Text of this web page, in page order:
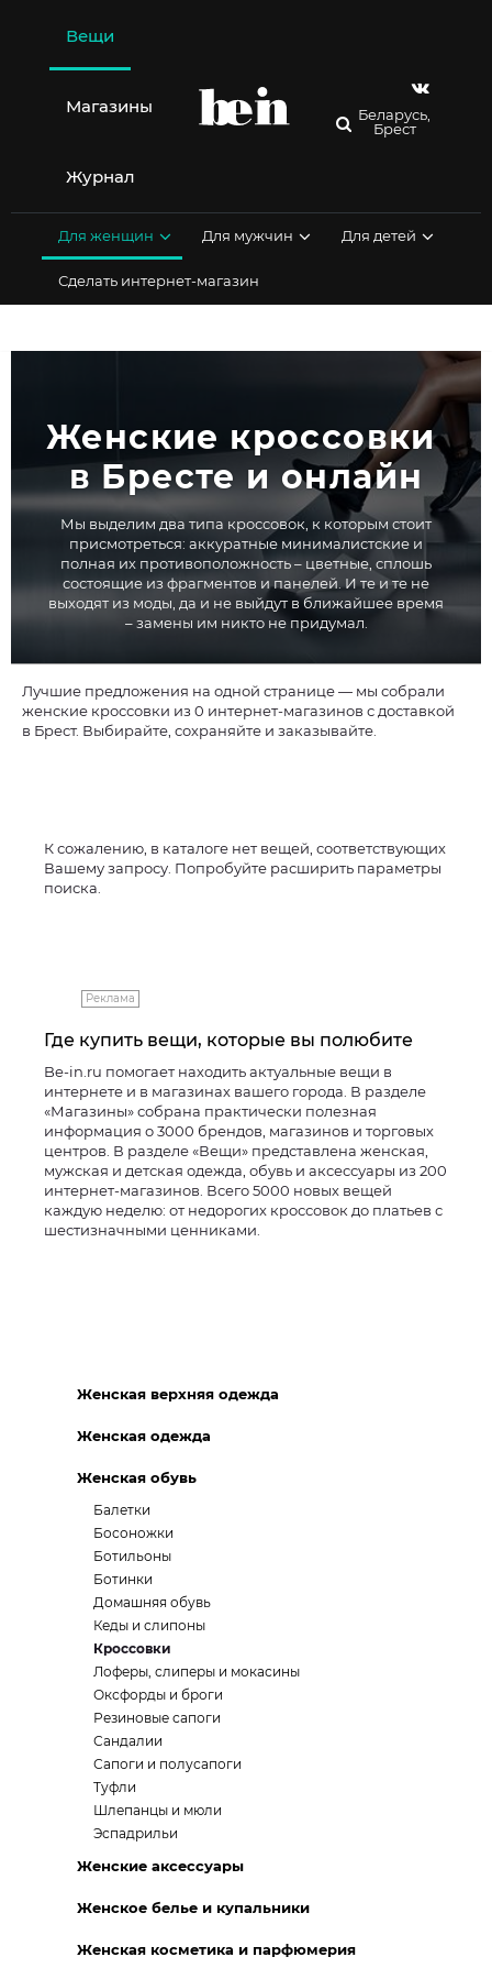
содержимому
Вещи
Магазины
Журнал
Беларусь,
Брест
Для женщин Для мужчин Для детей
Сделать интернет-магазин
Женские кроссовки
в Бресте и онлайн
Мы выделим два типа кроссовок, к которым стоит
присмотреться: аккуратные минималистские и
полная их противоположность – цветные, сплошь
состоящие из фрагментов и панелей. И те и те не
выходят из моды, да и не выйдут в ближайшее время
– замены им никто не придумал.
Лучшие предложения на одной странице — мы собрали
женские кроссовки из 0 интернет-магазинов с доставкой
в Брест. Выбирайте, сохраняйте и заказывайте.
К сожалению, в каталоге нет вещей, соответствующих
Вашему запросу. Попробуйте расширить параметры
поиска.
Реклама
Где купить вещи, которые вы полюбите
Be-in.ru помогает находить актуальные вещи в
интернете и в магазинах вашего города. В разделе
«Магазины» собрана практически полезная
информация о 3000 брендов, магазинов и торговых
центров. В разделе «Вещи» представлена женская,
мужская и детская одежда, обувь и аксессуары из 200
интернет-магазинов. Всего 5000 новых вещей
каждую неделю: от недорогих кроссовок до платьев с
шестизначными ценниками.
Женская верхняя одежда
Женская одежда
Женская обувь
Балетки
Босоножки
Ботильоны
Ботинки
Домашняя обувь
Кеды и слипоны
Кроссовки
Лоферы, слиперы и мокасины
Оксфорды и броги
Резиновые сапоги
Сандалии
Сапоги и полусапоги
Туфли
Шлепанцы и мюли
Эспадрильи
Женские аксессуары
Женское белье и купальники
Женская косметика и парфюмерия